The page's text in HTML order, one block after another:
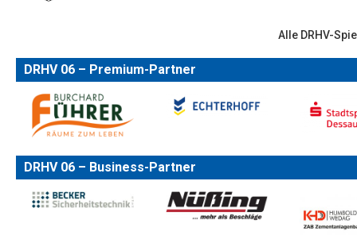
Alle DRHV-
DRHV 06 – Premium-Partner
DRHV 06 – Business-Partner